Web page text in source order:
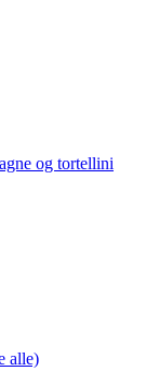
og tortellini
alle)